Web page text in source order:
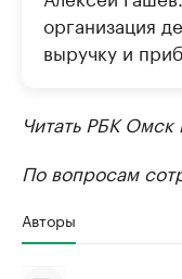
организация
выручку и
Читать РБК Омск
По вопросам
Авторы